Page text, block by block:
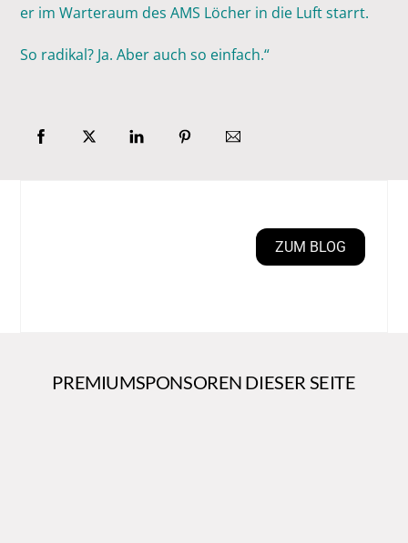
er im Warteraum des AMS Löcher in die Luft starrt.
So radikal? Ja. Aber auch so einfach.“
ZUM BLOG
PREMIUMSPONSOREN DIESER SEITE